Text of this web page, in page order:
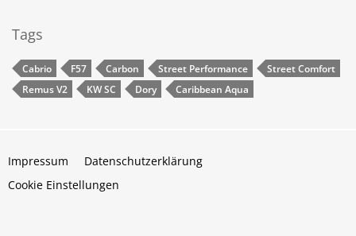
Tags
Cabrio F57 Carbon Street Performance
Street Comfort
Remus V2
KW SC Dory Caribbean Aqua
Impressum
Datenschutzerklärung
Cookie Einstellungen